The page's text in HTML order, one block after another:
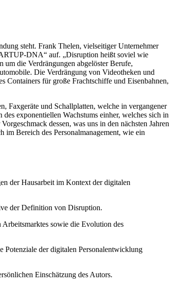
steht. Frank Thelen, vielseitiger Unternehmer
DNA“ auf. „Disruption heißt soviel wie
um die Verdrängungen abgelöster Berufe,
Die Verdrängung von Videotheken und
Containers für große Frachtschiffe und Eisenbahnen,
Faxgeräte und Schallplatten, welche in vergangener
exponentiellen Wachstums einher, welches sich in
dessen, was uns in den nächsten Jahren
im Bereich des Personalmanagement, wie ein
der Hausarbeit im Kontext der digitalen
der Definition von Disruption.
Arbeitsmarktes sowie die Evolution des
der digitalen Personalentwicklung
Einschätzung des Autors.